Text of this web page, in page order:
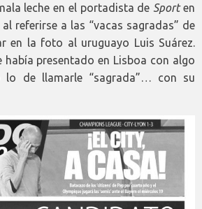
leche en el portadista de Sporten
referirse a las “vacas sagradas” de
en la foto al uruguayo Luis Suárez.
había presentado en Lisboa con algo
lo de llamarle “sagrada”… con su